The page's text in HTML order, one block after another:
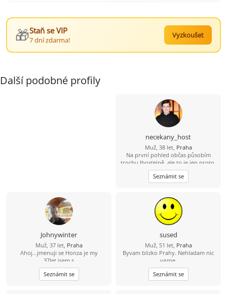
🎁Staň se VIP
7 dní zdarma!
Vyzkoušet
Další podobné profily
necekany_host
Muž, 38 let, Praha
Na první pohled občas působím
trochu lhostejně, ale to je jen proto,
že svět raději tiše vnímám, než abych
měl potřebu ho neustále
komentovat. Pokud se se mnou
přeskočí sama.
Seznámit se
Johnywinter
Muž, 37 let, Praha
Ahoj...jmenuji se Honza je my
37let,jsem s
prahy,svobodný,bezdětní. Touto
cestou bych se rad seznámil se
sympatickou slečnou/ženou která vi
Seznámit se
sused
Muž, 51 let, Praha
Byvam blizko Prahy. Nehladam nic
vazne.
Seznámit se